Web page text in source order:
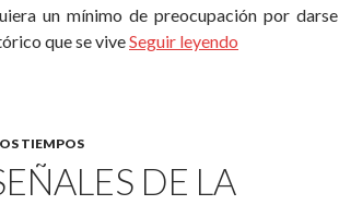
un mínimo de preocupación por darse
que se viveSeguir leyendo
TIEMPOS
DE LA